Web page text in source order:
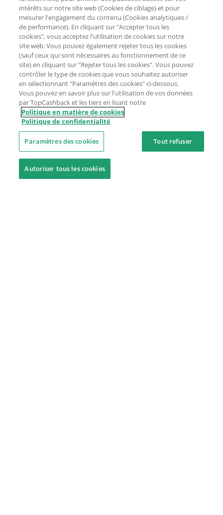
intérêts sur notre site web (Cookies de ciblage) et pour
mesurer l'engagement du contenu (Cookies analytiques /
de performance). En cliquant sur "Accepter tous les
cookies", vous acceptez l'utilisation de cookies sur notre
site web. Vous pouvez également rejeter tous les cookies
(sauf ceux qui sont nécessaires au fonctionnement de ce
site) en cliquant sur "Rejeter tous les cookies". Vous pouvez
contrôler le type de cookies que vous souhaitez autoriser
en sélectionnant "Paramètres des cookies" ci-dessous.
Vous pouvez en savoir plus sur l'utilisation de vos données
par TopCashback et les tiers en lisant notre
Politique en matière de cookies
Politique de confidentialité
Paramètres des cookies Tout refuser
Autoriser tous les cookies